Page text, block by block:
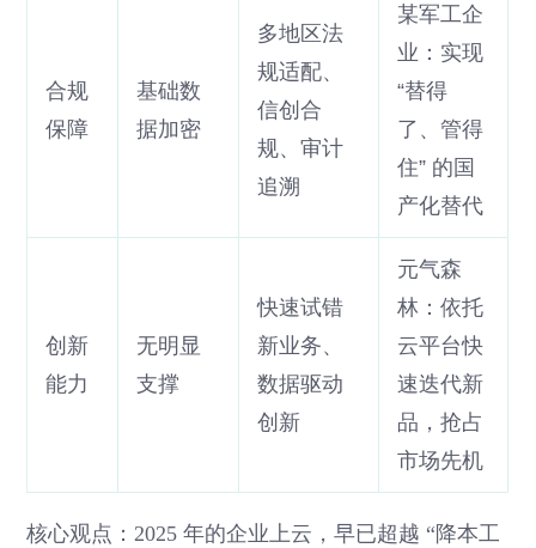
合规
保障
基础数
据加密
多地区法
规适配、
信创合
规、审计
追溯
某军工企
业：实现
“替得
了、管得
住” 的国
产化替代
创新
能力
无明显
支撑
快速试错
新业务、
数据驱动
创新
元气森
林：依托
云平台快
速迭代新
品，抢占
市场先机
核心观点：2025 年的企业上云，早已超越 “降本工